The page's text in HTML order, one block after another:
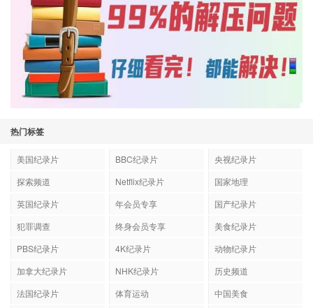
热门标签
美国纪录片 BBC纪录片
央视纪录片
探索频道
Netflix纪录片
国家地理
英国纪录片
年会员专享
国产纪录片
犯罪调查
终身会员专享
美食纪录片
PBS纪录片
4K纪录片
动物纪录片
加拿大纪录片
NHK纪录片
历史频道
法国纪录片
体育运动
中国美食